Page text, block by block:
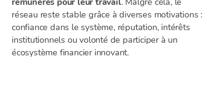
réseau reste stable grâce à diverses motivations :
confiance dans le système, réputation, intérêts
institutionnels ou volonté de participer à un
écosystème financier innovant.